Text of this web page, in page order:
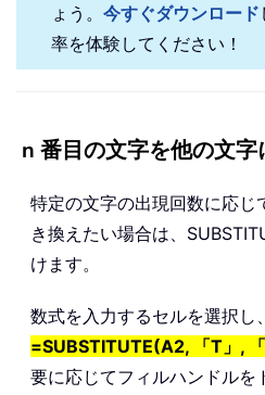
ょう。 今すぐダウンロード
率を体験してください！
n 番目の文字を他の文字
特定の文字の出現回数に応じ
き換えたい場合は、
けます。
数式を入力するセルを選択し
=SUBSTITUTE(A2, 「T」,
要に応じてフィルハンドルを